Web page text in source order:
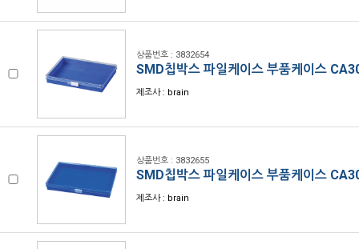
상품번호 : 3832654
SMD칩박스 파일케이스 부품케이스
제조사 : brain
상품번호 : 3832655
SMD칩박스 파일케이스 부품케이스
제조사 : brain